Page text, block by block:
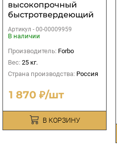
высокопрочный
быстротвердеющий
Eurocol 915 Eurobond
25 кг
Артикул - 00-00009959
В наличии
Производитель: Forbo
Вес: 25 кг.
Страна производства: Россия
1 870 ₽/шт
В КОРЗИНУ